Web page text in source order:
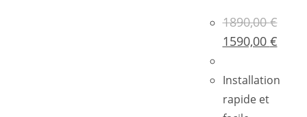
1890,00€
1590,00 €
Installation
rapide et